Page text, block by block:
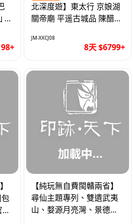
無
北深度遊】東太行 京娘湖
關帝廟 平遥古城品 陳醋咖
JM-XXCJ08
8天 $6799+
/
【純玩無自費閩贛兩省】
尋仙主題專列、雙遺武夷
山、婺源月亮灣、景德